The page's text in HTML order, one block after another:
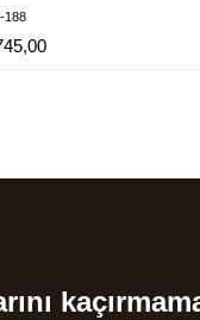
188